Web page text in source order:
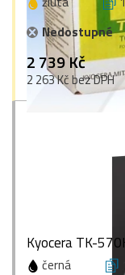
Nedostupné
2 739 Kč
2 263 Kč bez DPH
Kyocera TK-
černá